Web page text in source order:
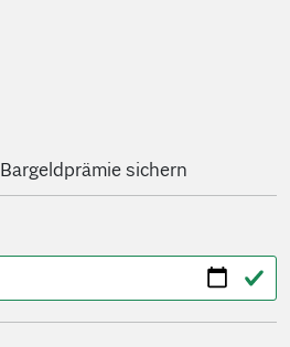
sichern